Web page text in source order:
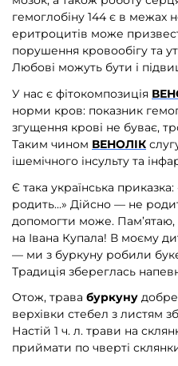
гемоглобіну 144 є в межах
еритроцитів може
порушення кровообігу та
Любові можуть бути і
У нас є фітокомпозиція
норми кров: показник
згущення крові не буває,
Таким чином ВЕНОЛІК
ішемічного інсульту та
Є така українська
родить…» Дійсно — не
допомогти може.
на Івана Купала! В моєму
— ми з буркуну робили
Традиція збереглась
Отож, трава буркуну
верхівки стебел з листям
Настій 1 ч. л. трави на
приймати по чверті